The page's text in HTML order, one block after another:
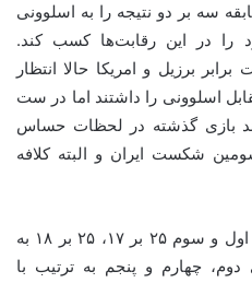
سه بر دو نتیجه را به اسلوونی
را در این رقابت‌ها کسب کند.
برزیل و امریکا حالا انتظار
اسلوونی را داشتند اما در ست
بازی گذشته در لحظات حساس
شکست ایران و البته کلافه
مردان والیبال ایران در ست‌های اول و سوم ۲۵ بر ۱۷، ۲۵ بر ۱۸ به
چهارم و پنجم به ترتیب با